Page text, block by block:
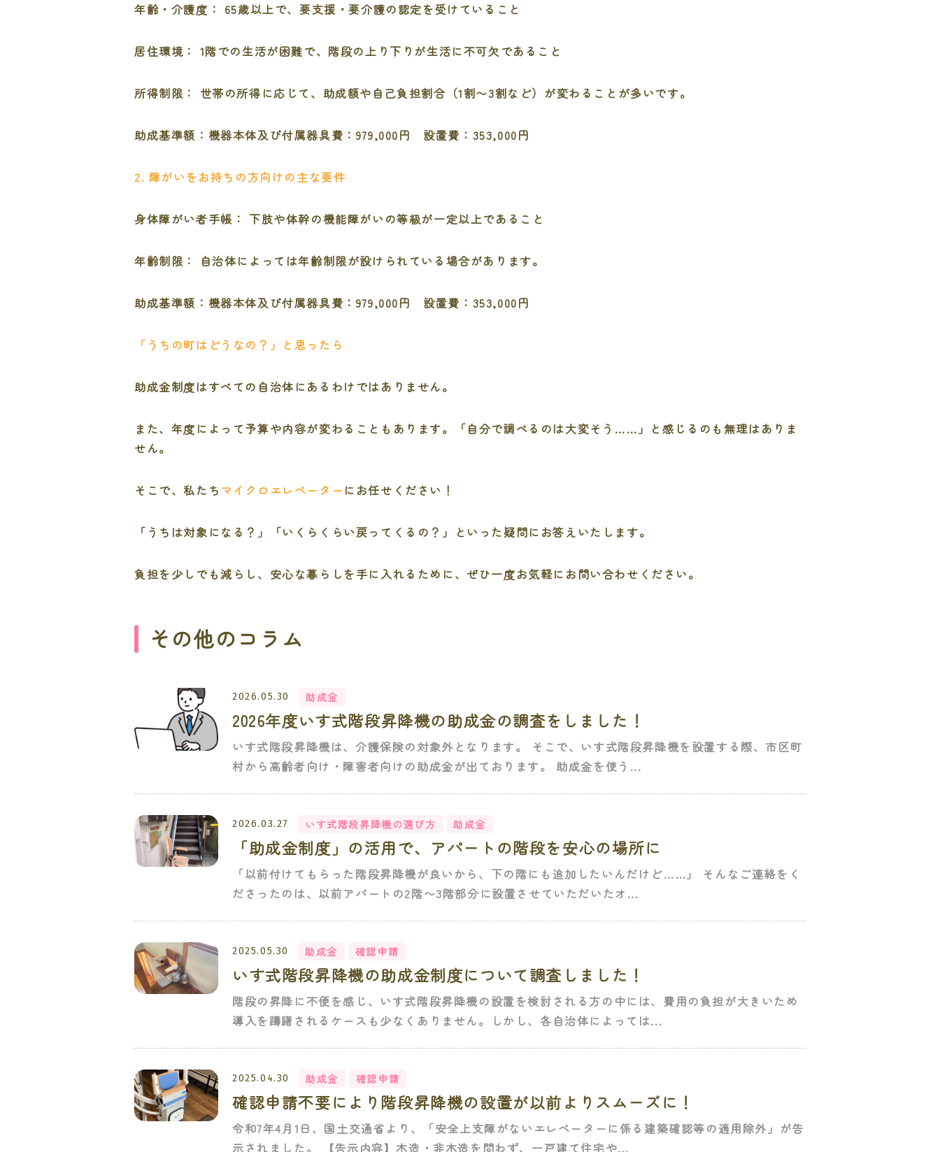
年齢・介護度： 65歳以上で、要支援・要介護の認定を受けていること
居住環境： 1階での生活が困難で、階段の上り下りが生活に不可欠であること
所得制限： 世帯の所得に応じて、助成額や自己負担割合（1割〜3割など）が変わることが多いです。
助成基準額：機器本体及び付属器具費：979,000円 設置費：353,000円
2. 障がいをお持ちの方向けの主な要件
身体障がい者手帳： 下肢や体幹の機能障がいの等級が一定以上であること
年齢制限： 自治体によっては年齢制限が設けられている場合があります。
助成基準額：機器本体及び付属器具費：979,000円 設置費：353,000円
「うちの町はどうなの？」と思ったら
助成金制度はすべての自治体にあるわけではありません。
また、年度によって予算や内容が変わることもあります。「自分で調べるのは大変そう……」と感じるのも無理はありま
せん。
そこで、私たち マイクロエレベーター にお任せください！
「うちは対象になる？」「いくらくらい戻ってくるの？」といった疑問にお答えいたします。
負担を少しでも減らし、安心な暮らしを手に入れるために、ぜひ一度お気軽にお問い合わせください。
その他のコラム
2026.05.30 助成金
2026年度いす式階段昇降機の助成金の調査をしました！
いす式階段昇降機は、介護保険の対象外となります。 そこで、いす式階段昇降機を設置する際、市区町
村から高齢者向け・障害者向けの助成金が出ております。 助成金を使う...
2026.03.27 いす式階段昇降機の選び方 助成金
「助成金制度」の活用で、アパートの階段を安心の場所に
「以前付けてもらった階段昇降機が良いから、下の階にも追加したいんだけど……」 そんなご連絡をく
ださったのは、以前アパートの2階〜3階部分に設置させていただいたオ...
2025.05.30 助成金 確認申請
いす式階段昇降機の助成金制度について調査しました！
階段の昇降に不便を感じ、いす式階段昇降機の設置を検討される方の中には、費用の負担が大きいため
導入を躊躇されるケースも少なくありません。しかし、各自治体によっては...
2025.04.30 助成金 確認申請
確認申請不要により階段昇降機の設置が以前よりスムーズに！
令和7年4月1日、国土交通省より、「安全上支障がないエレベーターに係る建築確認等の適用除外」が告
示されました。 【告示内容】木造・非木造を問わず、一戸建て住宅や...